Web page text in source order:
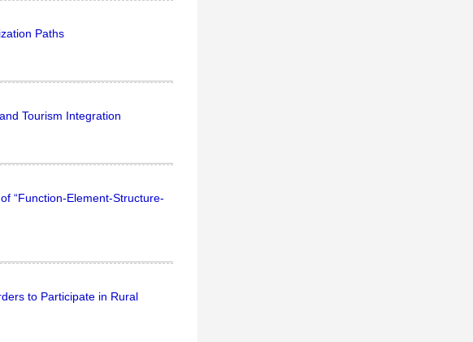
Paths
Tourism Integration
“Function-Element-Structure-
to Participate in Rural